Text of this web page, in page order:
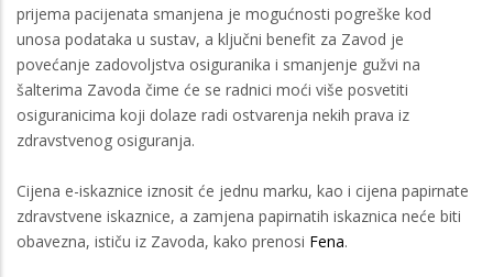
prijema pacijenata smanjena je mogućnosti pogreške kod
unosa podataka u sustav, a ključni benefit za Zavod je
povećanje zadovoljstva osiguranika i smanjenje gužvi na
šalterima Zavoda čime će se radnici moći više posvetiti
osiguranicima koji dolaze radi ostvarenja nekih prava iz
zdravstvenog osiguranja.
Cijena e-iskaznice iznosit će jednu marku, kao i cijena papirnate
zdravstvene iskaznice, a zamjena papirnatih iskaznica neće biti
obavezna, ističu iz Zavoda, kako prenosi Fena.